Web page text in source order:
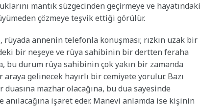
mantık süzgecinden geçirmeye ve hayatındaki
çözmeye teşvik ettiği görülür.
annenin telefonla konuşması; rızkın uzak bir
bir neşeye ve rüya sahibinin bir dertten feraha
bu durum rüya sahibinin çok yakın bir zamanda
gelinecek hayırlı bir cemiyete yorulur. Bazı
mazhar olacağına, bu dua sayesinde
işaret eder. Manevi anlamda ise kişinin